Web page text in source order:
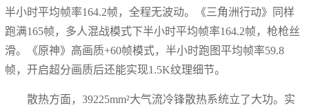
半小时平均帧率164.2帧，全程无波动。《三角洲行动》同样
跑满165帧，多人混战模式下半小时平均帧率164.2帧，枪枪丝
滑。《原神》高画质+60帧模式，半小时跑图平均帧率59.8
帧，开启超分画质后还能实现1.5K纹理细节。
散热方面，39225mm²大气流冷锋散热系统立了大功。实